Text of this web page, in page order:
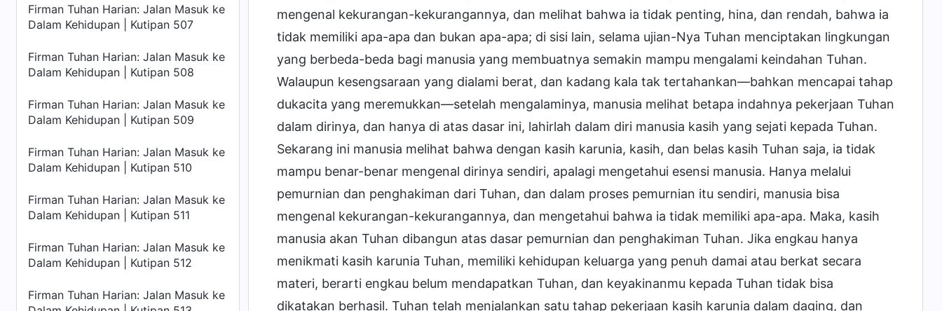
Firman Tuhan Harian: Jalan Masuk ke
Dalam Kehidupan | Kutipan 507
Firman Tuhan Harian: Jalan Masuk ke
Dalam Kehidupan | Kutipan 508
Firman Tuhan Harian: Jalan Masuk ke
Dalam Kehidupan | Kutipan 509
Firman Tuhan Harian: Jalan Masuk ke
Dalam Kehidupan | Kutipan 510
Firman Tuhan Harian: Jalan Masuk ke
Dalam Kehidupan | Kutipan 511
Firman Tuhan Harian: Jalan Masuk ke
Dalam Kehidupan | Kutipan 512
Firman Tuhan Harian: Jalan Masuk ke
mengenal kekurangan-kekurangannya, dan melihat bahwa ia tidak penting, hina, dan rendah, bahwa ia
tidak memiliki apa-apa dan bukan apa-apa; di sisi lain, selama ujian-Nya Tuhan menciptakan lingkungan
yang berbeda-beda bagi manusia yang membuatnya semakin mampu mengalami keindahan Tuhan.
Walaupun kesengsaraan yang dialami berat, dan kadang kala tak tertahankan—bahkan mencapai tahap
dukacita yang meremukkan—setelah mengalaminya, manusia melihat betapa indahnya pekerjaan Tuhan
dalam dirinya, dan hanya di atas dasar ini, lahirlah dalam diri manusia kasih yang sejati kepada Tuhan.
Sekarang ini manusia melihat bahwa dengan kasih karunia, kasih, dan belas kasih Tuhan saja, ia tidak
mampu benar-benar mengenal dirinya sendiri, apalagi mengetahui esensi manusia. Hanya melalui
pemurnian dan penghakiman dari Tuhan, dan dalam proses pemurnian itu sendiri, manusia bisa
mengenal kekurangan-kekurangannya, dan mengetahui bahwa ia tidak memiliki apa-apa. Maka, kasih
manusia akan Tuhan dibangun atas dasar pemurnian dan penghakiman Tuhan. Jika engkau hanya
menikmati kasih karunia Tuhan, memiliki kehidupan keluarga yang penuh damai atau berkat secara
materi, berarti engkau belum mendapatkan Tuhan, dan keyakinanmu kepada Tuhan tidak bisa
dikatakan berhasil. Tuhan telah menjalankan satu tahap pekerjaan kasih karunia dalam daging, dan